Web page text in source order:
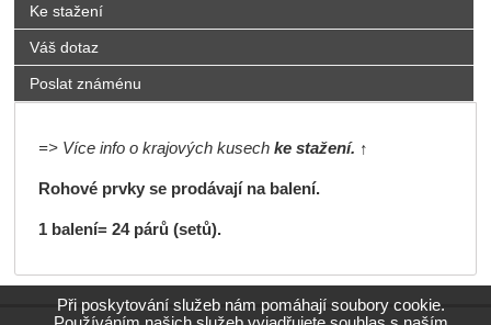
Ke stažení
Váš dotaz
Poslat známénu
=> Více info o krajových kusech ke stažení. ↑
Rohové prvky se prodávají na balení.
1 balení= 24 párů (setů).
Při poskytování služeb nám pomáhají soubory cookie.